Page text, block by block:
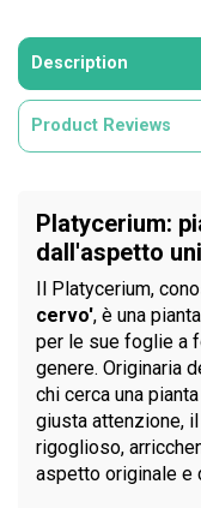
Description
Product Reviews
Platycerium:
dall'aspetto
Il Platycerium,
cervo', è una
per le sue foglie a
genere. Originaria
chi cerca una
giusta attenzione,
rigoglioso,
aspetto originale e